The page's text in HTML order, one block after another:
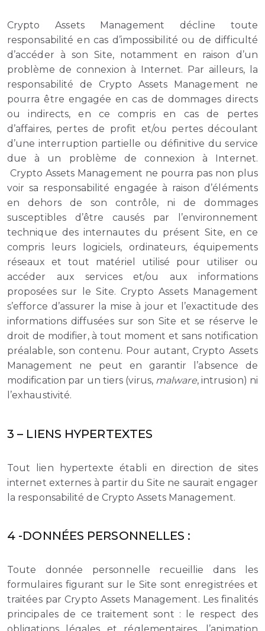
Crypto Assets Management décline toute
responsabilité en cas d’impossibilité ou de difficulté
d’accéder à son Site, notamment en raison d’un
problème de connexion à Internet. Par ailleurs, la
responsabilité de Crypto Assets Management ne
pourra être engagée en cas de dommages directs
ou indirects, en ce compris en cas de pertes
d’affaires, pertes de profit et/ou pertes découlant
d’une interruption partielle ou définitive du service
due à un problème de connexion à Internet.
Crypto Assets Management ne pourra pas non plus
voir sa responsabilité engagée à raison d’éléments
en dehors de son contrôle, ni de dommages
susceptibles d’être causés par l’environnement
technique des internautes du présent Site, en ce
compris leurs logiciels, ordinateurs, équipements
réseaux et tout matériel utilisé pour utiliser ou
accéder aux services et/ou aux informations
proposées sur le Site. Crypto Assets Management
s’efforce d’assurer la mise à jour et l’exactitude des
informations diffusées sur son Site et se réserve le
droit de modifier, à tout moment et sans notification
préalable, son contenu. Pour autant, Crypto Assets
Management ne peut en garantir l’absence de
modification par un tiers (virus, malware, intrusion) ni
l’exhaustivité.
3 – LIENS HYPERTEXTES
Tout lien hypertexte établi en direction de sites
internet externes à partir du Site ne saurait engager
la responsabilité de Crypto Assets Management.
4 -DONNÉES PERSONNELLES :
Toute donnée personnelle recueillie dans les
formulaires figurant sur le Site sont enregistrées et
traitées par Crypto Assets Management. Les finalités
principales de ce traitement sont : le respect des
obligations légales et réglementaires, l’animation